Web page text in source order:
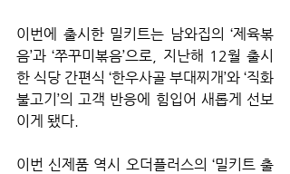
이번에 출시한 밀키트는 남와집의 ‘제육볶
음’과 ‘쭈꾸미볶음’으로, 지난해 12월 출시
한 식당 간편식 ‘한우사골 부대찌개’와 ‘직화
불고기’의 고객 반응에 힘입어 새롭게 선보
이게 됐다.
이번 신제품 역시 오더플러스의 ‘밀키트 출